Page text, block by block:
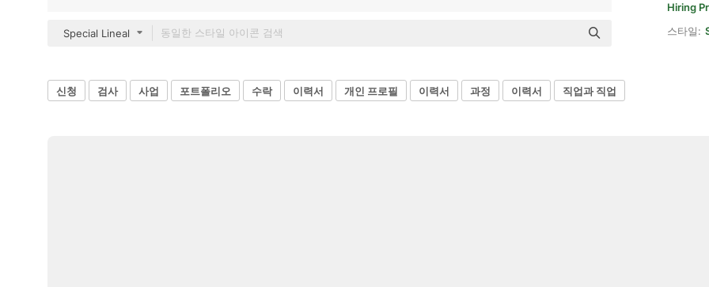
Special Lineal
Hiring
스타일:
신청 검사 사업 포트폴리오 수락 이력서 개인 프로필 이력서 과정 이력서 직업과 직업